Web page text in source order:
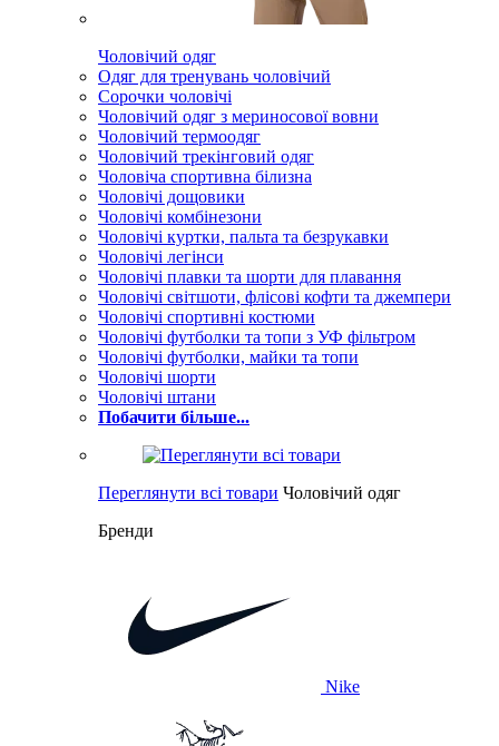
Чоловічий одяг
Одяг для тренувань чоловічий
Сорочки чоловічі
Чоловічий одяг з мериносової вовни
Чоловічий термоодяг
Чоловічий трекінговий одяг
Чоловіча спортивна білизна
Чоловічі дощовики
Чоловічі комбінезони
Чоловічі куртки, пальта та безрукавки
Чоловічі легінси
Чоловічі плавки та шорти для плавання
Чоловічі світшоти, флісові кофти та джемпери
Чоловічі спортивні костюми
Чоловічі футболки та топи з УФ фільтром
Чоловічі футболки, майки та топи
Чоловічі шорти
Чоловічі штани
Побачити більше...
Переглянути всі товари Чоловічий одяг
Бренди
Nike